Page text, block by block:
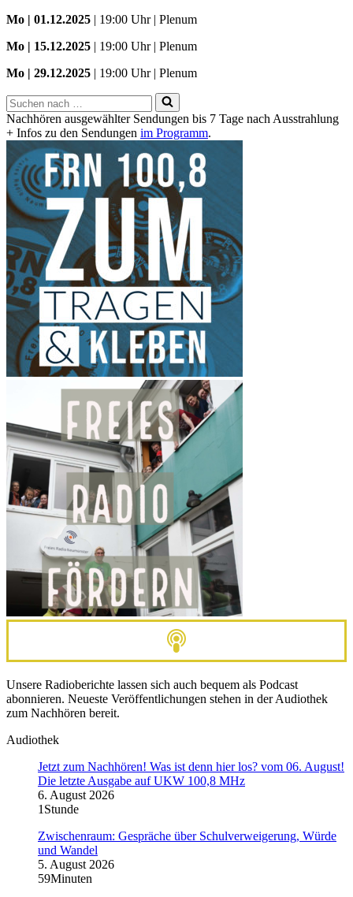
Mo | 01.12.2025 | 19:00 Uhr | Plenum
Mo | 15.12.2025 | 19:00 Uhr | Plenum
Mo | 29.12.2025 | 19:00 Uhr | Plenum
Suchen
nach …
Nachhören ausgewählter Sendungen bis 7 Tage nach Ausstrahlung
+ Infos zu den Sendungen im Programm.
Unsere Radioberichte lassen sich auch bequem als Podcast
abonnieren. Neueste Veröffentlichungen stehen in der Audiothek
zum Nachhören bereit.
Audiothek
Jetzt zum Nachhören! Was ist denn hier los? vom 06. August!
Die letzte Ausgabe auf UKW 100,8 MHz
6. August 2026
1Stunde
Zwischenraum: Gespräche über Schulverweigerung, Würde
und Wandel
5. August 2026
59Minuten